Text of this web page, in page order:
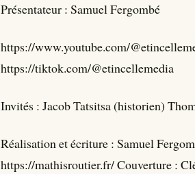
Présentateur : Samuel Fergombé
https://www.youtube.com/
https://tiktok.com/@etincellemedia
Invités : Jacob Tatsitsa (historien)
Réalisation et écriture : Samuel
https://mathisroutier.fr/ Couverture :